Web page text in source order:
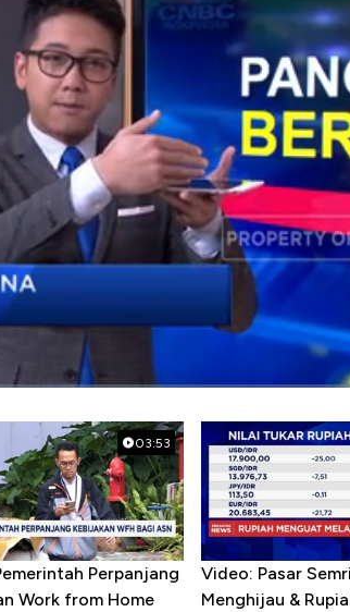
kesulitan berusaha karena
Wiguna memiliki paparan lengkapnya
2019).
03:53
Perpanjang
Work from Home
Video: Pasar
Menghijau &